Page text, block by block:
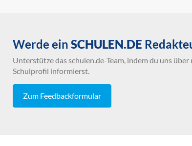
Werde ein SCHULEN.DE
Unterstütze das schulen.de-Team, indem du uns
Schulprofil informierst.
Zum Feedbackformular